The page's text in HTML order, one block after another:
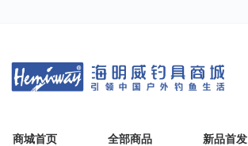
商城首页 全部商品 新品首发